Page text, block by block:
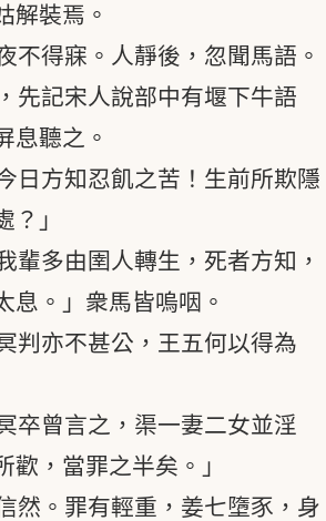
解裝焉。
不得寐。人靜後，忽聞馬語。
先記宋人說部中有堰下牛語
息聽之。
日方知忍飢之苦！生前所欺隱
？」
輩多由圉人轉生，死者方知，
息。」衆馬皆嗚咽。
判亦不甚公，王五何以得為
卒曾言之，渠一妻二女並淫
歡，當罪之半矣。」
然。罪有輕重，姜七墮豕，身